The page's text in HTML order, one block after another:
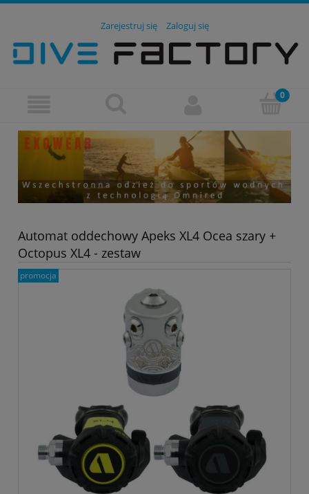
Zarejestruj się Zaloguj się
Automat oddechowy Apeks XL4 Ocea szary +
Octopus XL4 - zestaw
promocja